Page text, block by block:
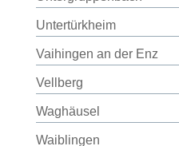
Untertürkheim
Vaihingen an der Enz
Vellberg
Waghäusel
Waiblingen